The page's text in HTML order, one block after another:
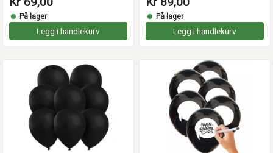
På lager
Legg i handlekurv
På lager
Legg i handlekurv